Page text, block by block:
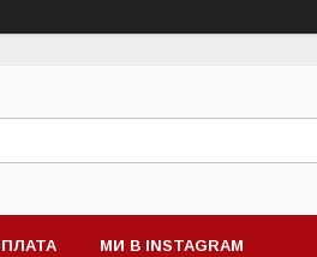
МИ В INSTAGRAM